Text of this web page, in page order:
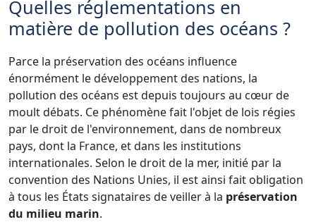
Quelles réglementations en
matière de pollution des océans ?
Parce la préservation des océans influence
énormément le développement des nations, la
pollution des océans est depuis toujours au cœur de
moult débats. Ce phénomène fait l'objet de lois régies
par le droit de l'environnement, dans de nombreux
pays, dont la France, et dans les institutions
internationales. Selon le droit de la mer, initié par la
convention des Nations Unies, il est ainsi fait obligation
à tous les États signataires de veiller à la préservation
du milieu marin.